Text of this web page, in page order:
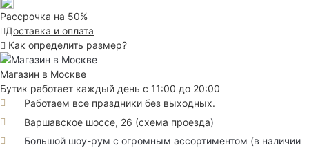
Рассрочка на 50%
Доставка и оплата
Как определить размер?
Магазин в Москве
Бутик работает каждый день с 11:00 до 20:00
Работаем все праздники без выходных.
Варшавское шоссе, 26 (схема проезда)
Большой шоу-рум с огромным ассортиментом (в наличии